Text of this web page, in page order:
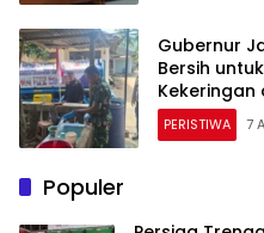
Gubernur
Bersih
Kekeringan
PERISTIWA 7
Populer